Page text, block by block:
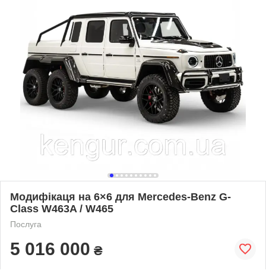
Модифікаця на 6×6 для Mercedes-Benz G-
Class W463A / W465
Послуга
5 016 000 ₴